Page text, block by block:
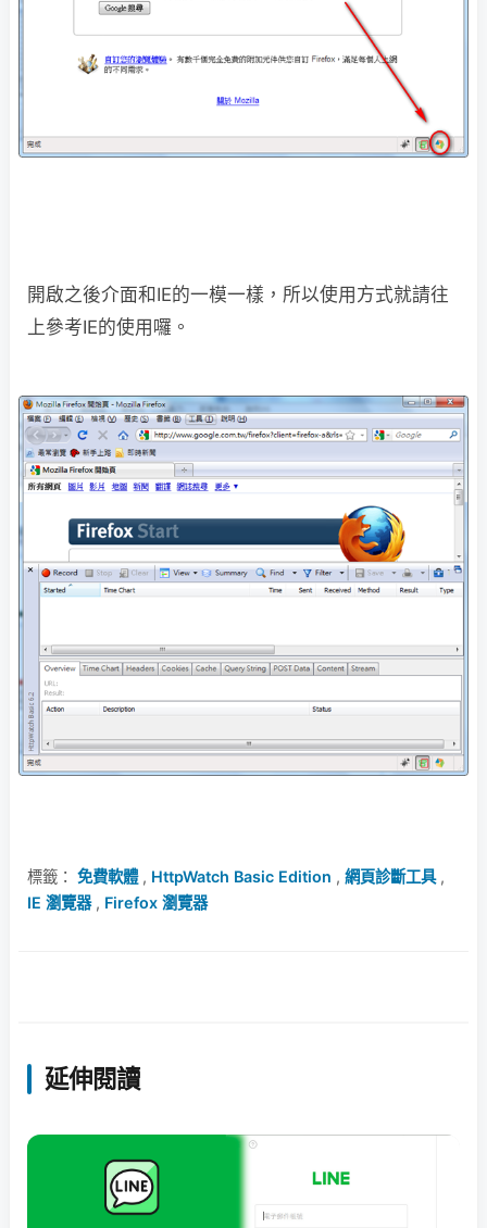
開啟之後介面和IE的一模一樣，所以使用方式就請往
上參考IE的使用囉。
標籤： 免費軟體, HttpWatch Basic Edition , 網頁診斷工具,
IE 瀏覽器, Firefox 瀏覽器
延伸閱讀